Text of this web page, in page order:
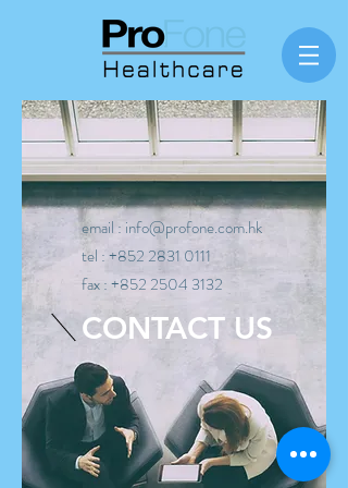
email : info@profone.com.hk
tel :+852 2831 0111
fax :+852 2504 3132
CONTACT US